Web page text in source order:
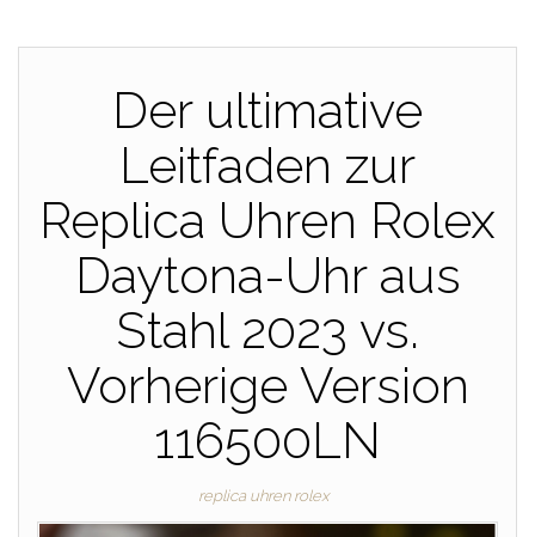
Der ultimative
Leitfaden zur
Replica Uhren Rolex
Daytona-Uhr aus
Stahl 2023 vs.
Vorherige Version
116500LN
replica uhren rolex